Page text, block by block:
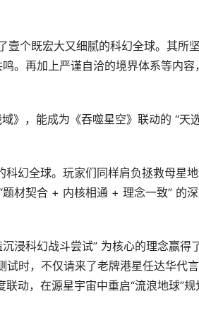
个既宏大又细腻的科幻全球。其所坚
。再加上严谨自洽的境界体系等内
》，能成为《吞噬星空》联动的 “天
幻全球。玩家们同样肩负拯救母星
材契合 + 内核相通 + 理念一致” 的
浸科幻战斗尝试” 为核心的理念赢得
时，不仅请来了老牌港星任达华代
动，在源星宇宙中重启“流浪地球”